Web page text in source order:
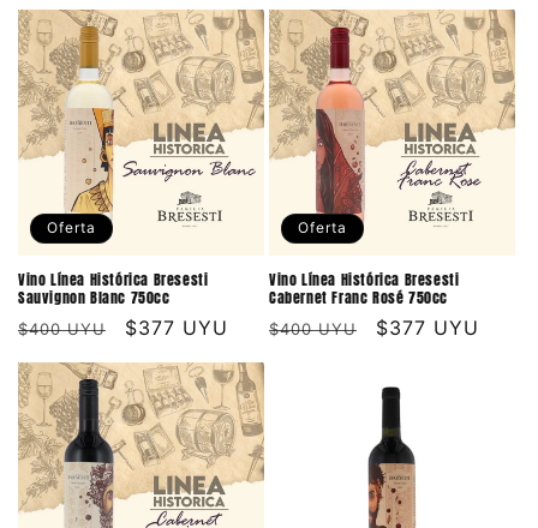
Oferta
Vino Línea Histórica Bresesti
Sauvignon Blanc 750cc
Precio
$400 UYU
Precio
oferta
$377 UYU
Oferta
Vino Línea Histórica Bresesti
Cabernet Franc Rosé 750cc
Precio
$400 UYU
Precio
oferta
$377 UYU